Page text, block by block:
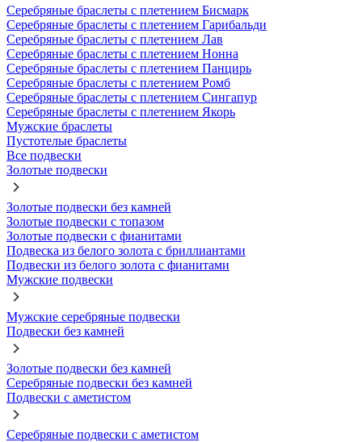
Серебряные браслеты с плетением Бисмарк
Серебряные браслеты с плетением Гарибальди
Серебряные браслеты с плетением Лав
Серебряные браслеты с плетением Нонна
Серебряные браслеты с плетением Панцирь
Серебряные браслеты с плетением Ромб
Серебряные браслеты с плетением Сингапур
Серебряные браслеты с плетением Якорь
Мужские браслеты
Пустотелые браслеты
Все подвески
Золотые подвески
Золотые подвески без камней
Золотые подвески с топазом
Золотые подвески с фианитами
Подвеска из белого золота с бриллиантами
Подвески из белого золота с фианитами
Мужские подвески
Мужские серебряные подвески
Подвески без камней
Золотые подвески без камней
Серебряные подвески без камней
Подвески с аметистом
Серебряные подвески с аметистом